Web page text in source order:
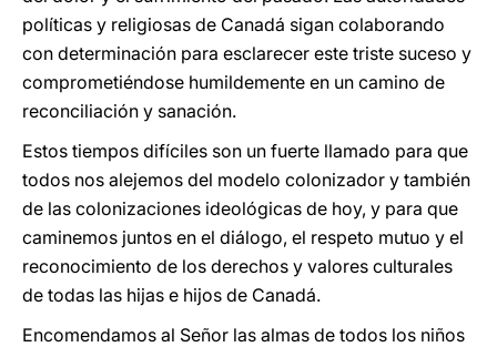
políticas y religiosas de Canadá sigan colaborando
con determinación para esclarecer este triste suceso y
comprometiéndose humildemente en un camino de
reconciliación y sanación.
Estos tiempos difíciles son un fuerte llamado para que
todos nos alejemos del modelo colonizador y también
de las colonizaciones ideológicas de hoy, y para que
caminemos juntos en el diálogo, el respeto mutuo y el
reconocimiento de los derechos y valores culturales
de todas las hijas e hijos de Canadá.
Encomendamos al Señor las almas de todos los niños